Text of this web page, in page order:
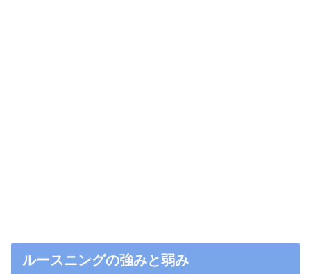
ルースニングの強みと弱み